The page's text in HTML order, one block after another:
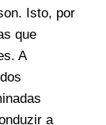
Isto, por
que
A
a